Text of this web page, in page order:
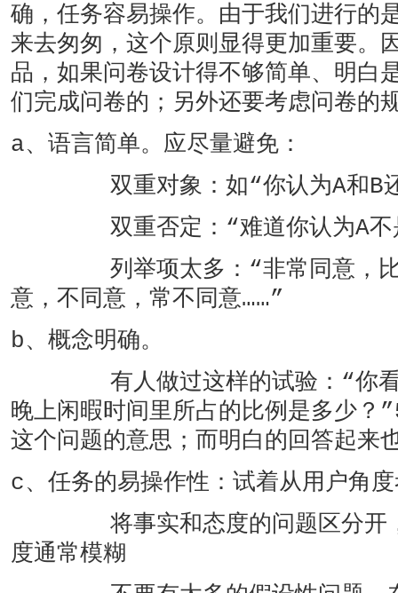
确，任务容易操作。由于我们进行的
来去匆匆，这个原则显得更加重要。
品，如果问卷设计得不够简单、明白
们完成问卷的；另外还要考虑问卷的
a、语言简单。应尽量避免：
双重对象：如“你认为A和B还
双重否定：“难道你认为A不
列举项太多：“非常同意，比
意，不同意，常不同意……”
b、概念明确。
有人做过这样的试验：“你看
晚上闲暇时间里所占的比例是多少？
这个问题的意思；而明白的回答起来
c、任务的易操作性：试着从用户角
将事实和态度的问题区分开，
度通常模糊